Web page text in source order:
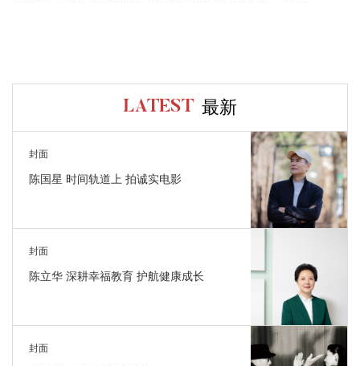
LATEST 最新
封面
陈国星 时间轨道上 拍诚实电影
封面
陈立华 深耕幸福教育 护航健康成长
封面